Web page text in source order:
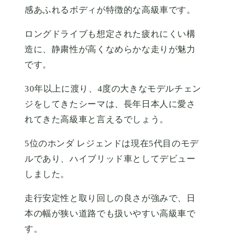
感あふれるボディが特徴的な高級車です。
ロングドライブも想定された疲れにくい構
造に、静粛性が高くなめらかな走りが魅力
です。
30年以上に渡り、4度の大きなモデルチェン
ジをしてきたシーマは、長年日本人に愛さ
れてきた高級車と言えるでしょう。
5位のホンダ レジェンドは現在5代目のモデ
ルであり、ハイブリッド車としてデビュー
しました。
走行安定性と取り回しの良さが強みで、日
本の幅が狭い道路でも扱いやすい高級車で
す。